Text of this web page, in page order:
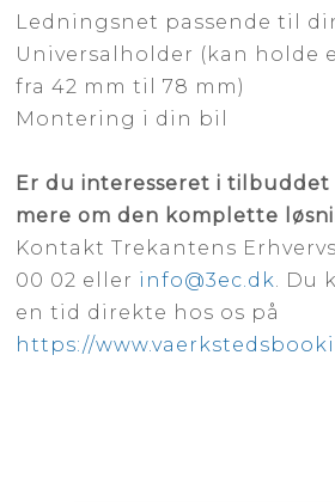
Ledningsnet passende til
Universalholder (kan holde
fra 42 mm til 78 mm)
Montering i din bil
Er du interesseret i
mere om den komplette
Kontakt Trekantens
00 02 eller info@3ec.dk . Du
en tid direkte hos os på
https://